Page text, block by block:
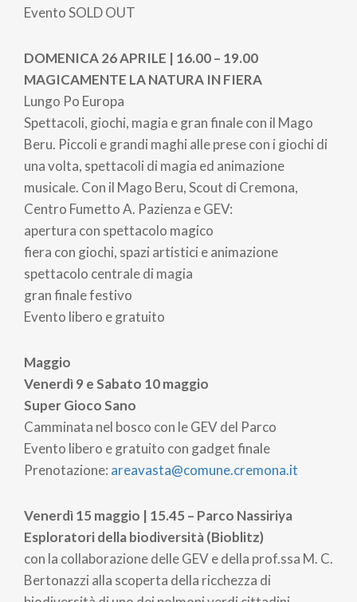
Evento SOLD OUT
DOMENICA 26 APRILE | 16.00 – 19.00
MAGICAMENTE LA NATURA IN FIERA
Lungo Po Europa
Spettacoli, giochi, magia e gran finale con il Mago
Beru. Piccoli e grandi maghi alle prese con i giochi di
una volta, spettacoli di magia ed animazione
musicale. Con il Mago Beru, Scout di Cremona,
Centro Fumetto A. Pazienza e GEV:
apertura con spettacolo magico
fiera con giochi, spazi artistici e animazione
spettacolo centrale di magia
gran finale festivo
Evento libero e gratuito
Maggio
Venerdì 9 e Sabato 10 maggio
Super Gioco Sano
Camminata nel bosco con le GEV del Parco
Evento libero e gratuito con gadget finale
Prenotazione: areavasta@comune.cremona.it
Venerdì 15 maggio | 15.45 – Parco Nassiriya
Esploratori della biodiversità (Bioblitz)
con la collaborazione delle GEV e della prof.ssa M. C.
Bertonazzi alla scoperta della ricchezza di